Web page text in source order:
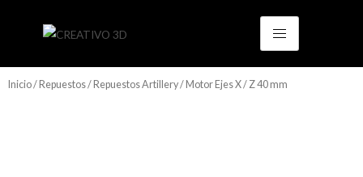
Inicio/ Repuestos/ Repuestos Artillery/ Motor Ejes X / Z 40 mm